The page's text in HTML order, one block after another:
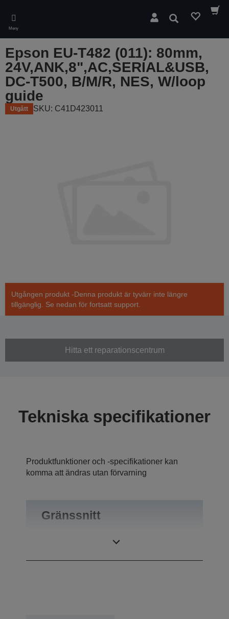
main
content
Meny
Sök
Epson EU-T482 (011): 80mm,
24V,ANK,8",AC,SERIAL&USB,
DC-T500, B/M/R, NES, W/loop
guide
Utgått SKU: C41D423011
Utgången produkt -Denna produkt är tyvärr inte längre
tillgänglig. Se nedan för fortsatt support.
Hitta ett reparationscentrum
Tekniska specifikationer
Produktfunktioner och -specifikationer kan
komma att ändras utan förvarning
Gränssnitt